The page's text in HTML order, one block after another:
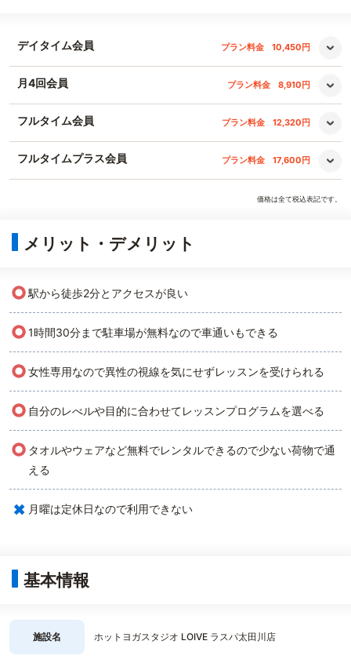
デイタイム会員 プラン料金 10,450円
月4回会員 プラン料金 8,910円
フルタイム会員 プラン料金 12,320円
フルタイムプラス会員 プラン料金 17,600円
価格は全て税込表記です。
メリット・デメリット
○駅から徒歩2分とアクセスが良い
○1時間30分まで駐車場が無料なので車通いもできる
○女性専用なので異性の視線を気にせずレッスンを受けられる
○ 自分のレべルや目的に合わせてレッスンプログラムを選べる
○ タオルやウェアなど無料でレンタルできるので少ない荷物で通
える
× 月曜は定休日なので利用できない
基本情報
施設名 ホットヨガスタジオ LOIVE ラスパ太田川店